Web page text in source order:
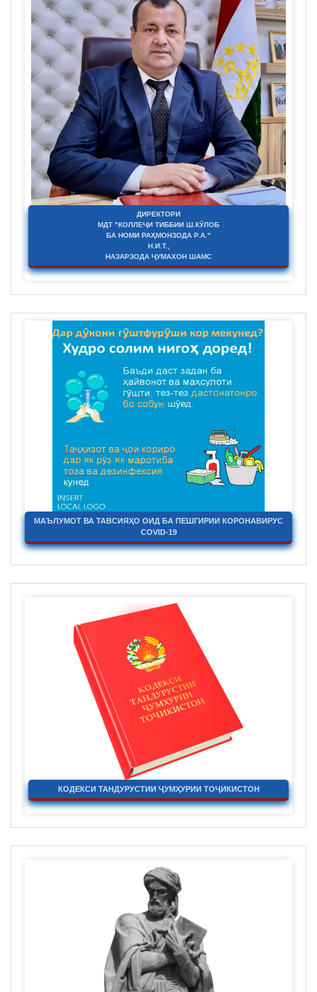
ДИРЕКТОРИ
МДТ "КОЛЛЕҶИ ТИББИИ Ш.КӮЛОБ
БА НОМИ РАҲМОНЗОДА Р.А."
Н.И.Т.,
НАЗАРЗОДА ҶУМАХОН ШАМС
МАЪЛУМОТ ВА ТАВСИЯҲО ОИД БА ПЕШГИРИИ КОРОНАВИРУС
COVID-19
КОДЕКСИ ТАНДУРУСТИИ ҶУМҲУРИИ ТОҶИКИСТОН